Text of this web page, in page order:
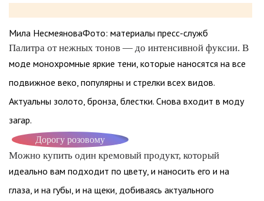
Мила НесмеяноваФото: материалы пресс-служб
Палитра от нежных тонов — до интенсивной фуксии. В
моде монохромные яркие тени, которые наносятся на все
подвижное веко, популярны и стрелки всех видов.
Актуальны золото, бронза, блестки. Снова входит в моду
загар.
Дорогу розовому
Можно купить один кремовый продукт, который
идеально вам подходит по цвету, и наносить его и на
глаза, и на губы, и на щеки, добиваясь актуального